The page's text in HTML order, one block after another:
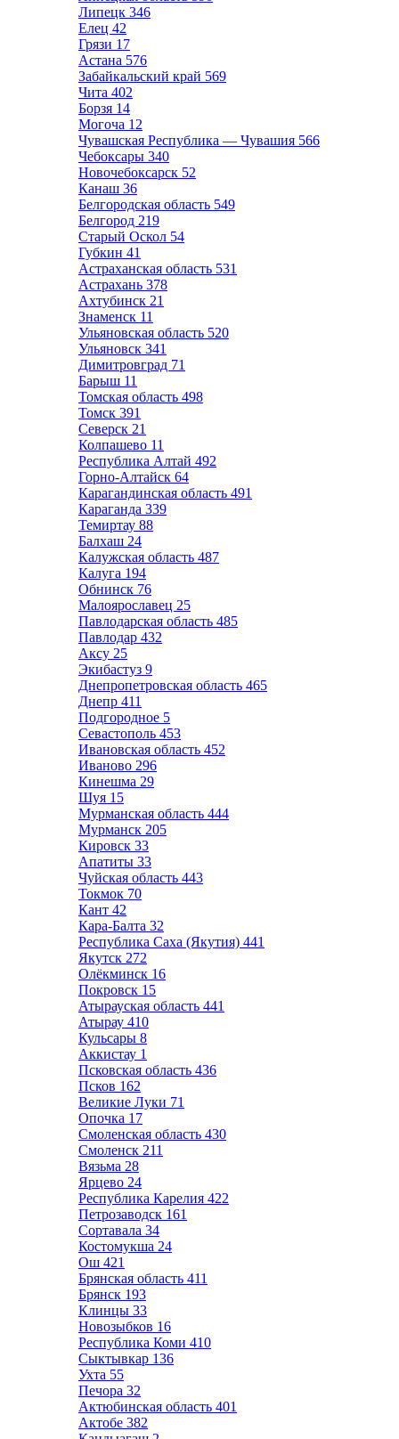
Липецк 346
Елец 42
Грязи 17
Астана 576
Забайкальский край 569
Чита 402
Борзя 14
Могоча 12
Чувашская Республика — Чувашия 566
Чебоксары 340
Новочебоксарск 52
Канаш 36
Белгородская область 549
Белгород 219
Старый Оскол 54
Губкин 41
Астраханская область 531
Астрахань 378
Ахтубинск 21
Знаменск 11
Ульяновская область 520
Ульяновск 341
Димитровград 71
Барыш 11
Томская область 498
Томск 391
Северск 21
Колпашево 11
Республика Алтай 492
Горно-Алтайск 64
Карагандинская область 491
Караганда 339
Темиртау 88
Балхаш 24
Калужская область 487
Калуга 194
Обнинск 76
Малоярославец 25
Павлодарская область 485
Павлодар 432
Аксу 25
Экибастуз 9
Днепропетровская область 465
Днепр 411
Подгородное 5
Севастополь 453
Ивановская область 452
Иваново 296
Кинешма 29
Шуя 15
Мурманская область 444
Мурманск 205
Кировск 33
Апатиты 33
Чуйская область 443
Токмок 70
Кант 42
Кара-Балта 32
Республика Саха (Якутия) 441
Якутск 272
Олёкминск 16
Покровск 15
Атырауская область 441
Атырау 410
Кульсары 8
Аккистау 1
Псковская область 436
Псков 162
Великие Луки 71
Опочка 17
Смоленская область 430
Смоленск 211
Вязьма 28
Ярцево 24
Республика Карелия 422
Петрозаводск 161
Сортавала 34
Костомукша 24
Ош 421
Брянская область 411
Брянск 193
Клинцы 33
Новозыбков 16
Республика Коми 410
Сыктывкар 136
Ухта 55
Печора 32
Актюбинская область 401
Актобе 382